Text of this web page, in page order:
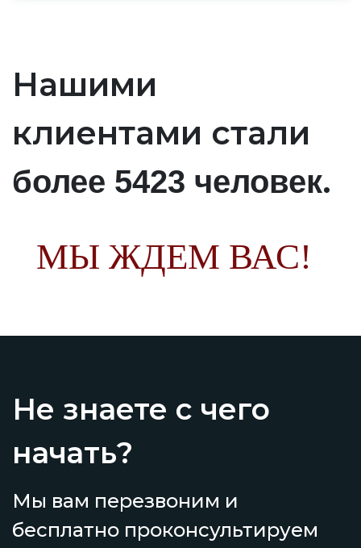
Нашими
клиентами стали
более 5423 человек.
МЫ ЖДЕМ ВАС!
Не знаете с чего
начать?
Мы вам перезвоним и
бесплатно проконсультируем